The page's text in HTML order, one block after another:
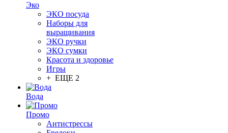
Эко
ЭКО посуда
Наборы для
выращивания
ЭКО ручки
ЭКО сумки
Красота и здоровье
Игры
+ ЕЩЕ 2
Вода
Промо
Антистрессы